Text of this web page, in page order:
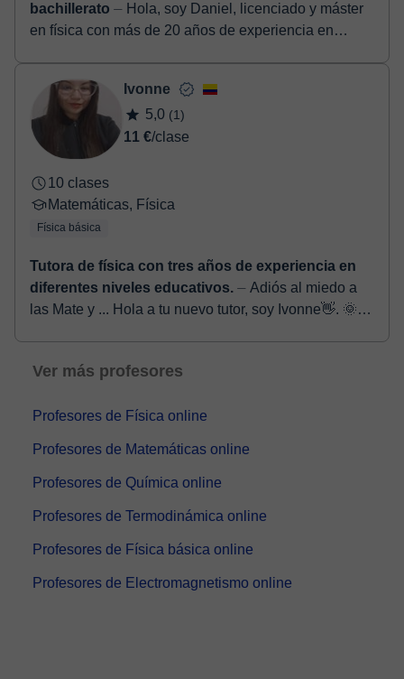
bachillerato ⏤ Hola, soy Daniel, licenciado y máster
en física con más de 20 años de experiencia en
Ivonne
5,0 (1)
11 €/clase
10 clases
Matemáticas, Física
Física básica
Tutora de física con tres años de experiencia en
diferentes niveles educativos. ⏤ Adiós al miedo a
las Mate y ... Hola a tu nuevo tutor, soy Ivonne👋. 🌞
Ver más profesores
Profesores de Física online
Profesores de Matemáticas online
Profesores de Química online
Profesores de Termodinámica online
Profesores de Física básica online
Profesores de Electromagnetismo online